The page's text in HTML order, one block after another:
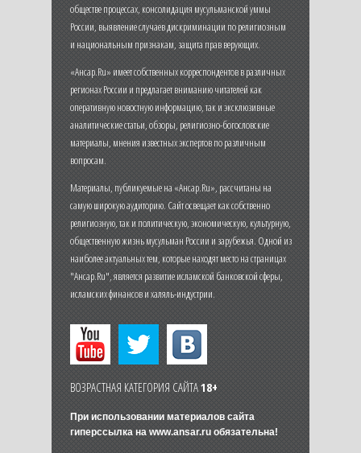
обществе процессах, консолидация мусульманской уммы
России, выявление случаев дискриминации по религиозным
и национальным признакам, защита прав верующих.
«Ансар.Ru» имеет собственных корреспондентов в различных
регионах России и предлагает вниманию читателей как
оперативную новостную информацию, так и эксклюзивные
аналитические статьи, обзоры, религиозно-богословские
материалы, мнения известных экспертов по различным
вопросам.
Материалы, публикуемые на «Ансар.Ru», рассчитаны на
самую широкую аудиторию. Сайт освещает как собственно
религиозную, так и политическую, экономическую, культурную,
общественную жизнь мусульман России и зарубежья. Одной из
наиболее актуальных тем, которые находят место на страницах
"Ансар.Ru", является развитие исламской банковской сферы,
исламских финансов и халяль-индустрии.
ВОЗРАСТНАЯ КАТЕГОРИЯ САЙТА18+
При использовании материалов сайта
гиперссылка на www.ansar.ruобязательна!